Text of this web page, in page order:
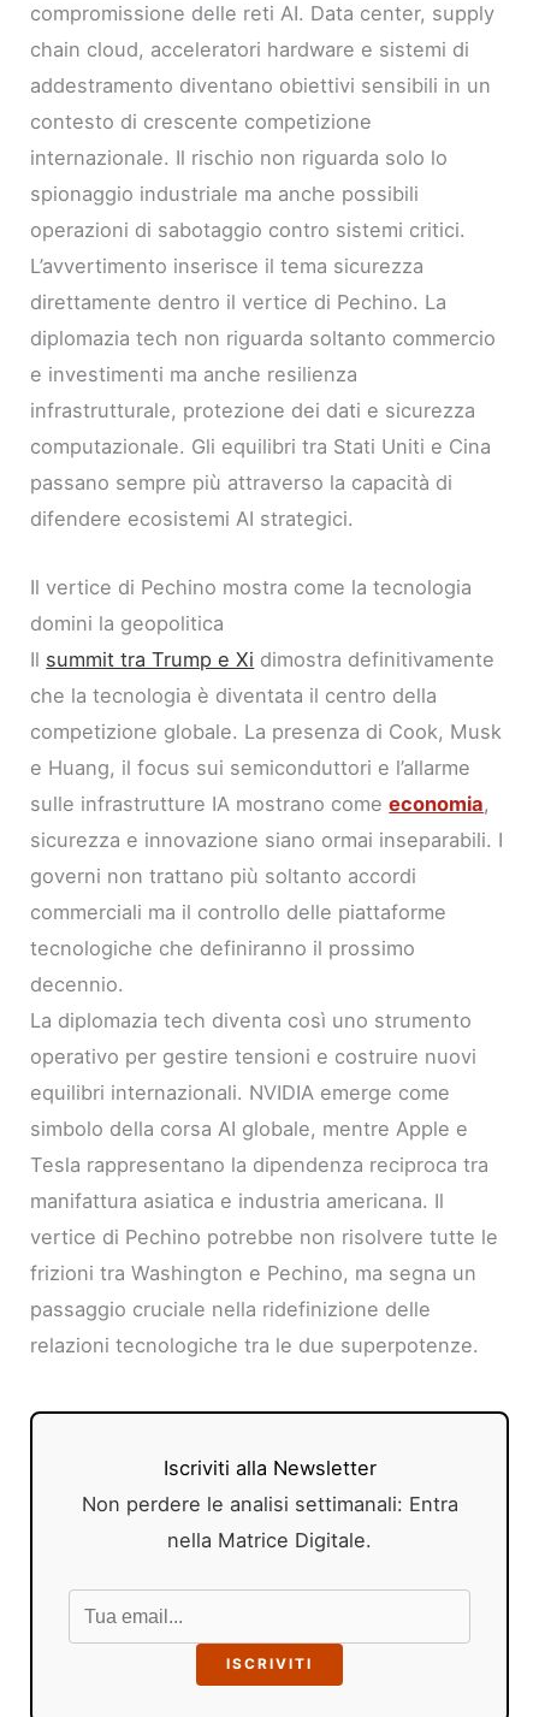
compromissione delle reti AI. Data center, supply
chain cloud, acceleratori hardware e sistemi di
addestramento diventano obiettivi sensibili in un
contesto di crescente competizione
internazionale. Il rischio non riguarda solo lo
spionaggio industriale ma anche possibili
operazioni di sabotaggio contro sistemi critici.
L’avvertimento inserisce il tema sicurezza
direttamente dentro il vertice di Pechino. La
diplomazia tech non riguarda soltanto commercio
e investimenti ma anche resilienza
infrastrutturale, protezione dei dati e sicurezza
computazionale. Gli equilibri tra Stati Uniti e Cina
passano sempre più attraverso la capacità di
difendere ecosistemi AI strategici.
Il vertice di Pechino mostra come la tecnologia
domini la geopolitica
Il summit tra Trump e Xi dimostra definitivamente
che la tecnologia è diventata il centro della
competizione globale. La presenza di Cook, Musk
e Huang, il focus sui semiconduttori e l’allarme
sulle infrastrutture IA mostrano comeeconomia,
sicurezza e innovazione siano ormai inseparabili. I
governi non trattano più soltanto accordi
commerciali ma il controllo delle piattaforme
tecnologiche che definiranno il prossimo
decennio.
La diplomazia tech diventa così uno strumento
operativo per gestire tensioni e costruire nuovi
equilibri internazionali. NVIDIA emerge come
simbolo della corsa AI globale, mentre Apple e
Tesla rappresentano la dipendenza reciproca tra
manifattura asiatica e industria americana. Il
vertice di Pechino potrebbe non risolvere tutte le
frizioni tra Washington e Pechino, ma segna un
passaggio cruciale nella ridefinizione delle
relazioni tecnologiche tra le due superpotenze.
Iscriviti alla Newsletter
Non perdere le analisi settimanali: Entra
nella Matrice Digitale.
ISCRIVITI